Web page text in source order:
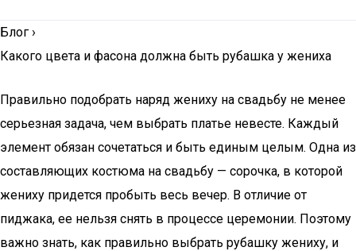
Блог ›
Какого цвета и фасона должна быть рубашка у жениха
Правильно подобрать наряд жениху на свадьбу не менее
серьезная задача, чем выбрать платье невесте. Каждый
элемент обязан сочетаться и быть единым целым. Одна из
составляющих костюма на свадьбу — сорочка, в которой
жениху придется пробыть весь вечер. В отличие от
пиджака, ее нельзя снять в процессе церемонии. Поэтому
важно знать, как правильно выбрать рубашку жениху, и